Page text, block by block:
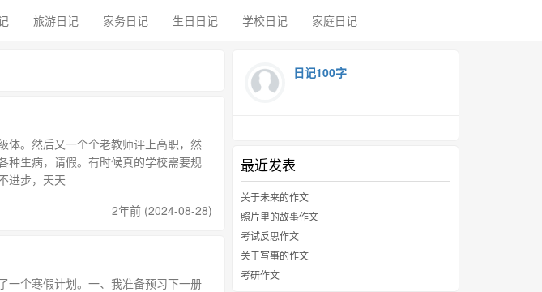
旅游日记 家务日记 生日日记 学校日记 家庭日记
体。然后又一个个老教师评上高职，然
种生病，请假。有时候真的学校需要规
进步，天天
2年前 (2024-08-28)
一个寒假计划。一、我准备预习下一册
日记100字
最近发表
关于未来的作文
照片里的故事作文
考试反思作文
关于写事的作文
考研作文